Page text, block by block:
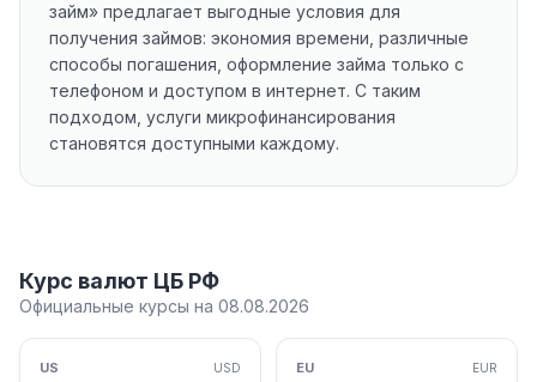
займ» предлагает выгодные условия для
получения займов: экономия времени, различные
способы погашения, оформление займа только с
телефоном и доступом в интернет. С таким
подходом, услуги микрофинансирования
становятся доступными каждому.
Курс валют ЦБ РФ
Официальные курсы на 08.08.2026
US USD EU EUR